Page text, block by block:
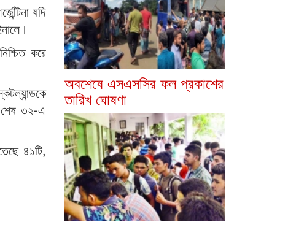
যদি
করে
শেষ ৩২-এ
৪১টি,
অবশেষে এসএসসির ফল প্রকাশের
তারিখ ঘোষণা